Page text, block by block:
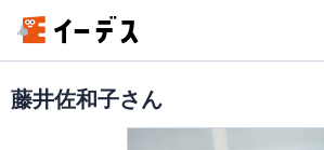
藤井佐和子さん